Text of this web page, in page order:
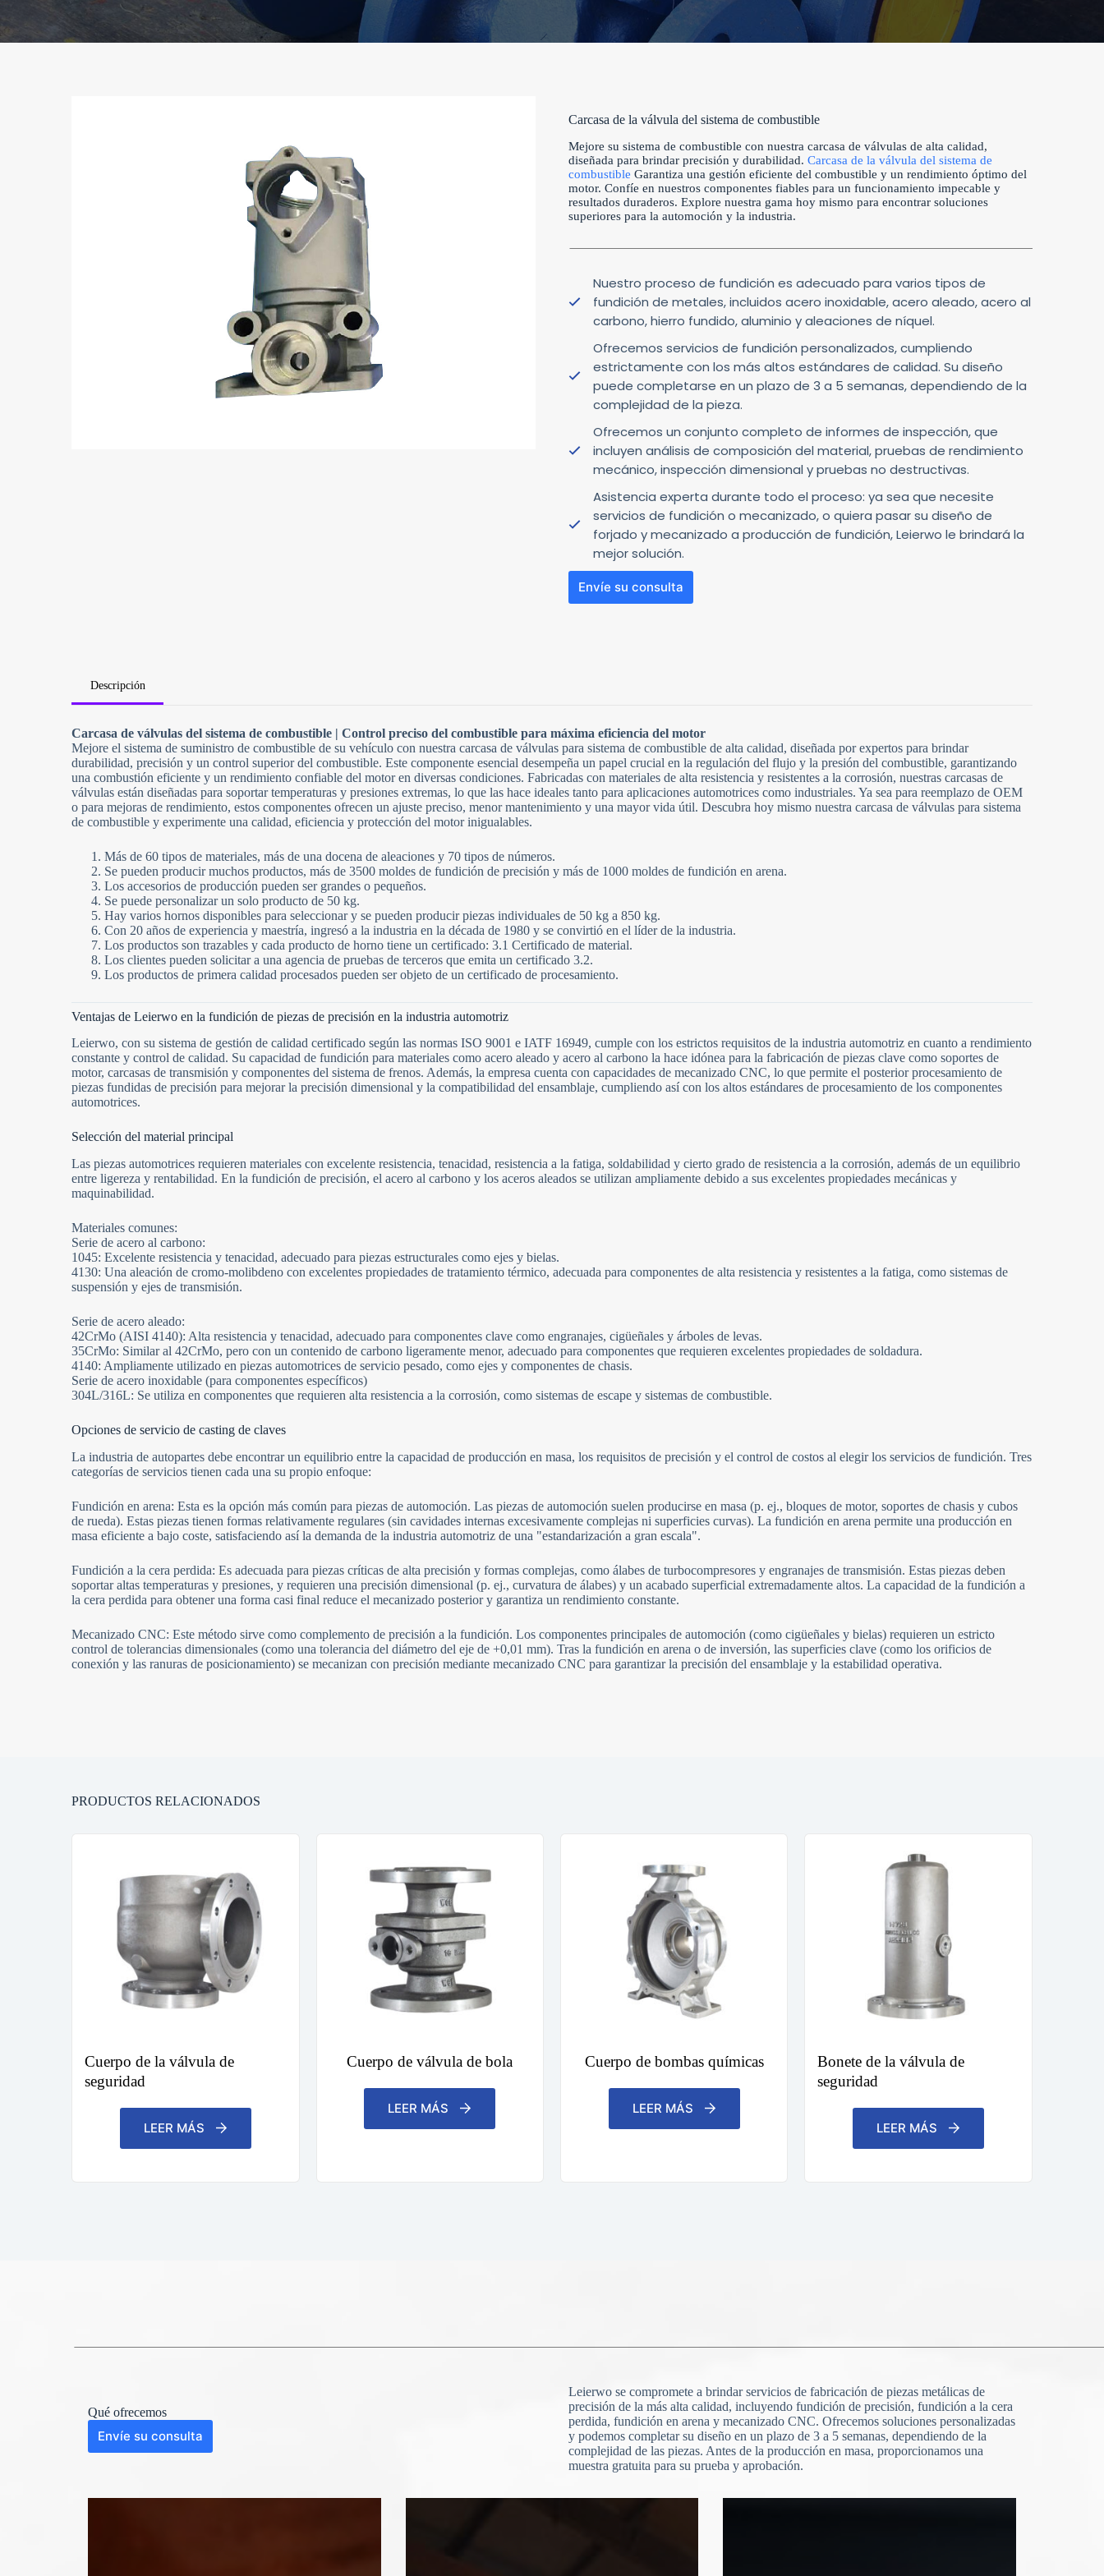
Carcasa de la válvula del sistema de combustible
Mejore su sistema de combustible con nuestra carcasa de válvulas de alta calidad,
diseñada para brindar precisión y durabilidad. Carcasa de la válvula del sistema de
combustible Garantiza una gestión eficiente del combustible y un rendimiento óptimo del
motor. Confíe en nuestros componentes fiables para un funcionamiento impecable y
resultados duraderos. Explore nuestra gama hoy mismo para encontrar soluciones
superiores para la automoción y la industria.
Nuestro proceso de fundición es adecuado para varios tipos de
fundición de metales, incluidos acero inoxidable, acero aleado, acero al
carbono, hierro fundido, aluminio y aleaciones de níquel.
Ofrecemos servicios de fundición personalizados, cumpliendo
estrictamente con los más altos estándares de calidad. Su diseño
puede completarse en un plazo de 3 a 5 semanas, dependiendo de la
complejidad de la pieza.
Ofrecemos un conjunto completo de informes de inspección, que
incluyen análisis de composición del material, pruebas de rendimiento
mecánico, inspección dimensional y pruebas no destructivas.
Asistencia experta durante todo el proceso: ya sea que necesite
servicios de fundición o mecanizado, o quiera pasar su diseño de
forjado y mecanizado a producción de fundición, Leierwo le brindará la
mejor solución.
Envíe su consulta
n
t
r
y
e
l
e
e
d
Carga de archivos
Enviar formulario
Descripción
Carcasa de válvulas del sistema de combustible | Control preciso del combustible para máxima eficiencia del motor
Mejore el sistema de suministro de combustible de su vehículo con nuestra carcasa de válvulas para sistema de combustible de alta calidad, diseñada por expertos para brindar
durabilidad, precisión y un control superior del combustible. Este componente esencial desempeña un papel crucial en la regulación del flujo y la presión del combustible, garantizando
una combustión eficiente y un rendimiento confiable del motor en diversas condiciones. Fabricadas con materiales de alta resistencia y resistentes a la corrosión, nuestras carcasas de
válvulas están diseñadas para soportar temperaturas y presiones extremas, lo que las hace ideales tanto para aplicaciones automotrices como industriales. Ya sea para reemplazo de OEM
o para mejoras de rendimiento, estos componentes ofrecen un ajuste preciso, menor mantenimiento y una mayor vida útil. Descubra hoy mismo nuestra carcasa de válvulas para sistema
de combustible y experimente una calidad, eficiencia y protección del motor inigualables.
Más de 60 tipos de materiales, más de una docena de aleaciones y 70 tipos de números.
Se pueden producir muchos productos, más de 3500 moldes de fundición de precisión y más de 1000 moldes de fundición en arena.
Los accesorios de producción pueden ser grandes o pequeños.
Se puede personalizar un solo producto de 50 kg.
Hay varios hornos disponibles para seleccionar y se pueden producir piezas individuales de 50 kg a 850 kg.
Con 20 años de experiencia y maestría, ingresó a la industria en la década de 1980 y se convirtió en el líder de la industria.
Los productos son trazables y cada producto de horno tiene un certificado: 3.1 Certificado de material.
Los clientes pueden solicitar a una agencia de pruebas de terceros que emita un certificado 3.2.
Los productos de primera calidad procesados pueden ser objeto de un certificado de procesamiento.
Ventajas de Leierwo en la fundición de piezas de precisión en la industria automotriz
Leierwo, con su sistema de gestión de calidad certificado según las normas ISO 9001 e IATF 16949, cumple con los estrictos requisitos de la industria automotriz en cuanto a rendimiento
constante y control de calidad. Su capacidad de fundición para materiales como acero aleado y acero al carbono la hace idónea para la fabricación de piezas clave como soportes de
motor, carcasas de transmisión y componentes del sistema de frenos. Además, la empresa cuenta con capacidades de mecanizado CNC, lo que permite el posterior procesamiento de
piezas fundidas de precisión para mejorar la precisión dimensional y la compatibilidad del ensamblaje, cumpliendo así con los altos estándares de procesamiento de los componentes
automotrices.
Selección del material principal
Las piezas automotrices requieren materiales con excelente resistencia, tenacidad, resistencia a la fatiga, soldabilidad y cierto grado de resistencia a la corrosión, además de un equilibrio
entre ligereza y rentabilidad. En la fundición de precisión, el acero al carbono y los aceros aleados se utilizan ampliamente debido a sus excelentes propiedades mecánicas y
maquinabilidad.
Materiales comunes:
Serie de acero al carbono:
1045: Excelente resistencia y tenacidad, adecuado para piezas estructurales como ejes y bielas.
4130: Una aleación de cromo-molibdeno con excelentes propiedades de tratamiento térmico, adecuada para componentes de alta resistencia y resistentes a la fatiga, como sistemas de
suspensión y ejes de transmisión.
Serie de acero aleado:
42CrMo (AISI 4140): Alta resistencia y tenacidad, adecuado para componentes clave como engranajes, cigüeñales y árboles de levas.
35CrMo: Similar al 42CrMo, pero con un contenido de carbono ligeramente menor, adecuado para componentes que requieren excelentes propiedades de soldadura.
4140: Ampliamente utilizado en piezas automotrices de servicio pesado, como ejes y componentes de chasis.
Serie de acero inoxidable (para componentes específicos)
304L/316L: Se utiliza en componentes que requieren alta resistencia a la corrosión, como sistemas de escape y sistemas de combustible.
Opciones de servicio de casting de claves
La industria de autopartes debe encontrar un equilibrio entre la capacidad de producción en masa, los requisitos de precisión y el control de costos al elegir los servicios de fundición. Tres
categorías de servicios tienen cada una su propio enfoque:
Fundición en arena: Esta es la opción más común para piezas de automoción. Las piezas de automoción suelen producirse en masa (p. ej., bloques de motor, soportes de chasis y cubos
de rueda). Estas piezas tienen formas relativamente regulares (sin cavidades internas excesivamente complejas ni superficies curvas). La fundición en arena permite una producción en
masa eficiente a bajo coste, satisfaciendo así la demanda de la industria automotriz de una "estandarización a gran escala".
Fundición a la cera perdida: Es adecuada para piezas críticas de alta precisión y formas complejas, como álabes de turbocompresores y engranajes de transmisión. Estas piezas deben
soportar altas temperaturas y presiones, y requieren una precisión dimensional (p. ej., curvatura de álabes) y un acabado superficial extremadamente altos. La capacidad de la fundición a
la cera perdida para obtener una forma casi final reduce el mecanizado posterior y garantiza un rendimiento constante.
Mecanizado CNC: Este método sirve como complemento de precisión a la fundición. Los componentes principales de automoción (como cigüeñales y bielas) requieren un estricto
control de tolerancias dimensionales (como una tolerancia del diámetro del eje de +0,01 mm). Tras la fundición en arena o de inversión, las superficies clave (como los orificios de
conexión y las ranuras de posicionamiento) se mecanizan con precisión mediante mecanizado CNC para garantizar la precisión del ensamblaje y la estabilidad operativa.
PRODUCTOS RELACIONADOS
Cuerpo de la válvula de
seguridad
LEER MÁS
Cuerpo de válvula de bola
LEER MÁS
Cuerpo de bombas químicas
LEER MÁS
Bonete de la válvula de
seguridad
LEER MÁS
Qué ofrecemos
Envíe su consulta
Leierwo se compromete a brindar servicios de fabricación de piezas metálicas de
precisión de la más alta calidad, incluyendo fundición de precisión, fundición a la cera
perdida, fundición en arena y mecanizado CNC. Ofrecemos soluciones personalizadas
y podemos completar su diseño en un plazo de 3 a 5 semanas, dependiendo de la
complejidad de las piezas. Antes de la producción en masa, proporcionamos una
muestra gratuita para su prueba y aprobación.